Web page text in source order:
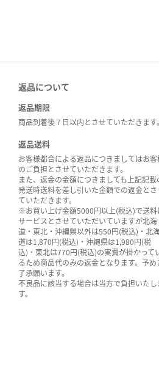
返品について
返品期限
商品到着後７日以内とさせていただきます
返品送料
お客様都合による返品につきましてはお客
のご負担とさせていただきます。
また、返金の金額につきましても上記記載
発送時送料を差し引いた金額での返金とさ
ていただきます。
※お買い上げ金額5000円以上(税込)で送料
サービスとさせていただいていますが北海
道・東北・沖縄県以外は550円(税込)・北
道は1,870円(税込)・沖縄県は1,980円(税
込)・東北は770円(税込)の実費が掛かって
るため商品代のみの返金となります。予め
了承願います。
不良品に該当する場合は当方で負担いたし
す。